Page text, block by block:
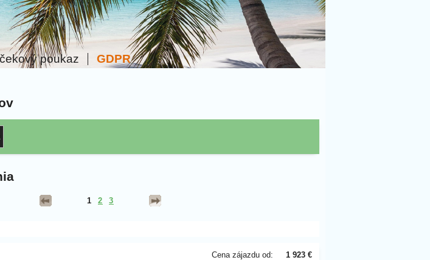
poukaz GDPR
1 2 3
Cena zájazdu od:
1 923 €